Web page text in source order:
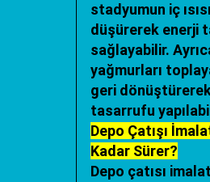
stadyumun iç
düşürerek enerji
sağlayabilir.
yağmurları
geri
tasarrufu
Depo Çatışı
Kadar Sürer?
Depo çatısı